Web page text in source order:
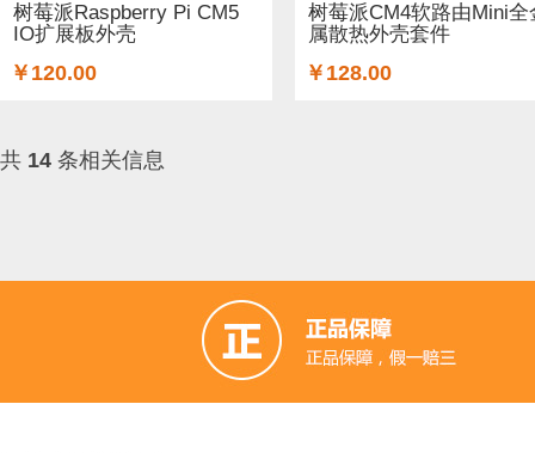
树莓派Raspberry Pi CM5
IO扩展板外壳
￥120.00
树莓派CM4软路由Mini全
属散热外壳套件
￥128.00
共 14 条相关信息